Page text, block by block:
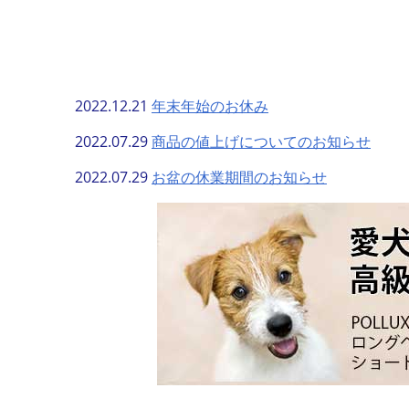
2022.12.21 年末年始のお休み
2022.07.29商品の値上げについてのお知らせ
2022.07.29 お盆の休業期間のお知らせ